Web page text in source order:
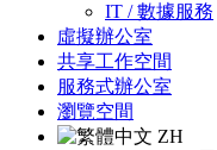
IT / 數據服務
虛擬辦公室
共享工作空間
服務式辦公室
瀏覽空間
ZH